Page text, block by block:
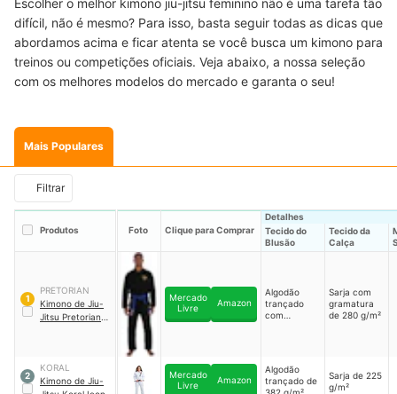
difícil, não é mesmo? Para isso, basta seguir todas as dicas que
abordamos acima e ficar atenta se você busca um kimono para
treinos ou competições oficiais. Veja abaixo, a nossa seleção
com os melhores modelos do mercado e garanta o seu!
Mais Populares
Filtrar
Produtos Foto Clique para Comprar
Detalhes
Tecido do
Blusão
Tecido da
Calça
1
PRETORIAN
Kimono de Jiu-
Jitsu Pretorian
Mercado
Livre
Amazon
Algodão
trançado
com
Sarja com
gramatura
de 280 g/m²
2
KORAL
Kimono de Jiu-
Mercado
Livre
Amazon
Algodão
trançado de
Sarja de 225
g/m²